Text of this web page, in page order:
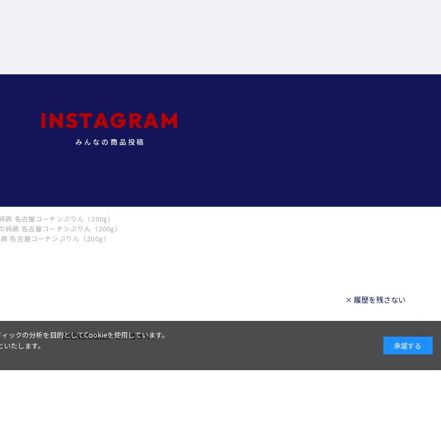
鶏 名古屋コーチンぷりん（200g）
純鶏 名古屋コーチンぷりん（200g）
名古屋コーチンぷりん（200g）
INSTAGRAM
みんなの商品投稿
× 履歴を残さない
最近見た商品がありません。
ックの分析を目的としてCookieを使用しています。
たします。
承諾する